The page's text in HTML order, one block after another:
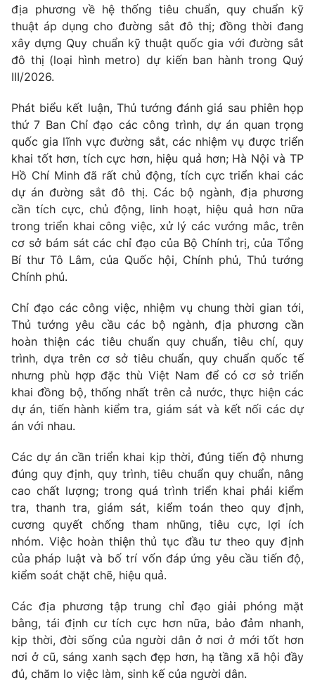
thuận bằng văn bản. Ghi rõ nguồn VTV.vn khi phát hành lại
thông tin từ website này.
địa phương về hệ thống tiêu chuẩn, quy chuẩn kỹ
thuật áp dụng cho đường sắt đô thị; đồng thời đang
xây dựng Quy chuẩn kỹ thuật quốc gia với đường sắt
đô thị (loại hình metro) dự kiến ban hành trong Quý
III/2026.
Phát biểu kết luận, Thủ tướng đánh giá sau phiên họp
thứ 7 Ban Chỉ đạo các công trình, dự án quan trọng
quốc gia lĩnh vực đường sắt, các nhiệm vụ được triển
khai tốt hơn, tích cực hơn, hiệu quả hơn; Hà Nội và TP
Hồ Chí Minh đã rất chủ động, tích cực triển khai các
dự án đường sắt đô thị. Các bộ ngành, địa phương
cần tích cực, chủ động, linh hoạt, hiệu quả hơn nữa
trong triển khai công việc, xử lý các vướng mắc, trên
cơ sở bám sát các chỉ đạo của Bộ Chính trị, của Tổng
Bí thư Tô Lâm, của Quốc hội, Chính phủ, Thủ tướng
Chính phủ.
Chỉ đạo các công việc, nhiệm vụ chung thời gian tới,
Thủ tướng yêu cầu các bộ ngành, địa phương cần
hoàn thiện các tiêu chuẩn quy chuẩn, tiêu chí, quy
trình, dựa trên cơ sở tiêu chuẩn, quy chuẩn quốc tế
nhưng phù hợp đặc thù Việt Nam để có cơ sở triển
khai đồng bộ, thống nhất trên cả nước, thực hiện các
dự án, tiến hành kiểm tra, giám sát và kết nối các dự
án với nhau.
Các dự án cần triển khai kịp thời, đúng tiến độ nhưng
đúng quy định, quy trình, tiêu chuẩn quy chuẩn, nâng
cao chất lượng; trong quá trình triển khai phải kiểm
tra, thanh tra, giám sát, kiểm toán theo quy định,
cương quyết chống tham nhũng, tiêu cực, lợi ích
nhóm. Việc hoàn thiện thủ tục đầu tư theo quy định
của pháp luật và bố trí vốn đáp ứng yêu cầu tiến độ,
kiểm soát chặt chẽ, hiệu quả.
Các địa phương tập trung chỉ đạo giải phóng mặt
bằng, tái định cư tích cực hơn nữa, bảo đảm nhanh,
kịp thời, đời sống của người dân ở nơi ở mới tốt hơn
nơi ở cũ, sáng xanh sạch đẹp hơn, hạ tầng xã hội đầy
đủ, chăm lo việc làm, sinh kế của người dân.